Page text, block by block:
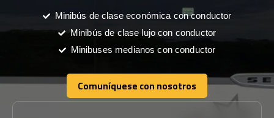
Minibús de clase económica con conductor
Minibús de clase lujo con conductor
Minibuses medianos con conductor
Comuníquese con nosotros
Comuníquese con nosotros